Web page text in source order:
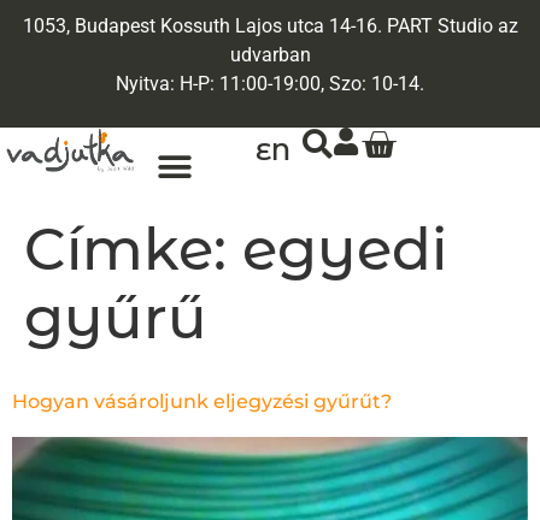
1053, Budapest Kossuth Lajos utca 14-16. PART Studio az
udvarban
Nyitva: H-P: 11:00-19:00, Szo: 10-14.
EN
Címke: egyedi
gyűrű
Hogyan vásároljunk eljegyzési gyűrűt?